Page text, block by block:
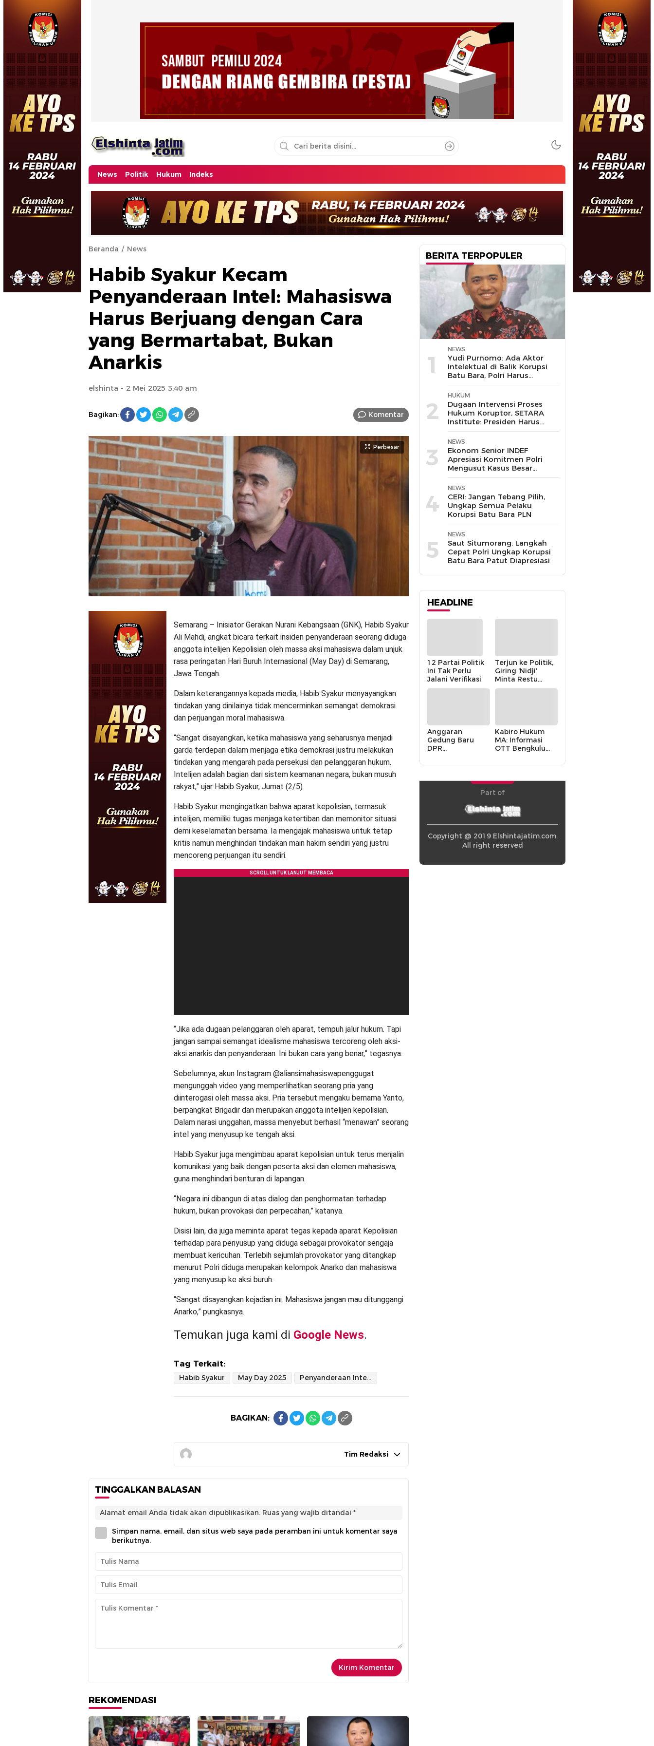
News Politik Hukum Indeks
Beranda News
Habib Syakur Kecam
Penyanderaan Intel: Mahasiswa
Harus Berjuang dengan Cara
yang Bermartabat, Bukan
Anarkis
elshinta - 2 Mei 2025 3:40 am
Bagikan: Komentar
Perbesar
Semarang – Inisiator Gerakan Nurani Kebangsaan (GNK), Habib Syakur
Ali Mahdi, angkat bicara terkait insiden penyanderaan seorang diduga
anggota intelijen Kepolisian oleh massa aksi mahasiswa dalam unjuk
rasa peringatan Hari Buruh Internasional (May Day) di Semarang,
Jawa Tengah.
Dalam keterangannya kepada media, Habib Syakur menyayangkan
tindakan yang dinilainya tidak mencerminkan semangat demokrasi
dan perjuangan moral mahasiswa.
“Sangat disayangkan, ketika mahasiswa yang seharusnya menjadi
garda terdepan dalam menjaga etika demokrasi justru melakukan
tindakan yang mengarah pada persekusi dan pelanggaran hukum.
Intelijen adalah bagian dari sistem keamanan negara, bukan musuh
rakyat,” ujar Habib Syakur, Jumat (2/5).
Habib Syakur mengingatkan bahwa aparat kepolisian, termasuk
intelijen, memiliki tugas menjaga ketertiban dan memonitor situasi
demi keselamatan bersama. Ia mengajak mahasiswa untuk tetap
kritis namun menghindari tindakan main hakim sendiri yang justru
mencoreng perjuangan itu sendiri.
“Jika ada dugaan pelanggaran oleh aparat, tempuh jalur hukum. Tapi
jangan sampai semangat idealisme mahasiswa tercoreng oleh aksi-
aksi anarkis dan penyanderaan. Ini bukan cara yang benar,” tegasnya.
Sebelumnya, akun Instagram @aliansimahasiswapenggugat
mengunggah video yang memperlihatkan seorang pria yang
diinterogasi oleh massa aksi. Pria tersebut mengaku bernama Yanto,
berpangkat Brigadir dan merupakan anggota intelijen kepolisian.
Dalam narasi unggahan, massa menyebut berhasil “menawan” seorang
intel yang menyusup ke tengah aksi.
Habib Syakur juga mengimbau aparat kepolisian untuk terus menjalin
komunikasi yang baik dengan peserta aksi dan elemen mahasiswa,
guna menghindari benturan di lapangan.
“Negara ini dibangun di atas dialog dan penghormatan terhadap
hukum, bukan provokasi dan perpecahan,” katanya.
Disisi lain, dia juga meminta aparat tegas kepada aparat Kepolisian
terhadap para penyusup yang diduga sebagai provokator sengaja
membuat kericuhan. Terlebih sejumlah provokator yang ditangkap
menurut Polri diduga merupakan kelompok Anarko dan mahasiswa
yang menyusup ke aksi buruh.
“Sangat disayangkan kejadian ini. Mahasiswa jangan mau ditunggangi
Anarko,” pungkasnya.
Temukan juga kami di Google News.
Tag Terkait:
Habib Syakur May Day 2025 Penyanderaan Intel Polisi Semarang
BAGIKAN:
Tim Redaksi
TINGGALKAN BALASAN
Alamat email Anda tidak akan dipublikasikan. Ruas yang wajib ditandai *
Simpan nama, email, dan situs web saya pada peramban ini untuk komentar saya
berikutnya.
REKOMENDASI
BERITA TERPOPULER
1
NEWS
Yudi Purnomo: Ada Aktor
Intelektual di Balik Korupsi
Batu Bara, Polri Harus
Bongkar
2
HUKUM
Dugaan Intervensi Proses
Hukum Koruptor, SETARA
Institute: Presiden Harus
Pastikan TNI Tak
Disalahgunakan
3
NEWS
Ekonom Senior INDEF
Apresiasi Komitmen Polri
Mengusut Kasus Besar
hingga Tuntas
4
NEWS
CERI: Jangan Tebang Pilih,
Ungkap Semua Pelaku
Korupsi Batu Bara PLN
5
NEWS
Saut Situmorang: Langkah
Cepat Polri Ungkap Korupsi
Batu Bara Patut Diapresiasi
HEADLINE
12 Partai Politik
Ini Tak Perlu
Jalani Verifikasi
Terjun ke Politik,
Giring ‘Nidji’
Minta Restu
Keluarga
Anggaran
Gedung Baru
DPR
Cair karena
Budi” Pemerintah
Kabiro Hukum
MA: Informasi
OTT Bengkulu
Internal MA
Part of
Copyright @ 2019 Elshintajatim.com.
All right reserved